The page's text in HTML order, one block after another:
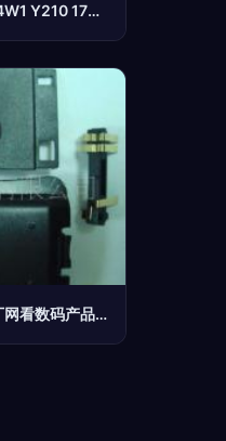
升级续航新体验 品胜华为手机电池HB4W1 Y210 1700mAh 移动电源级实用性分析
手机电池选购与保养全攻略 从世界工厂网看数码产品核心配件